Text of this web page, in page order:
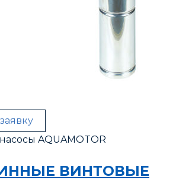
AQUAMOTOR
ВИНТОВЫЕ